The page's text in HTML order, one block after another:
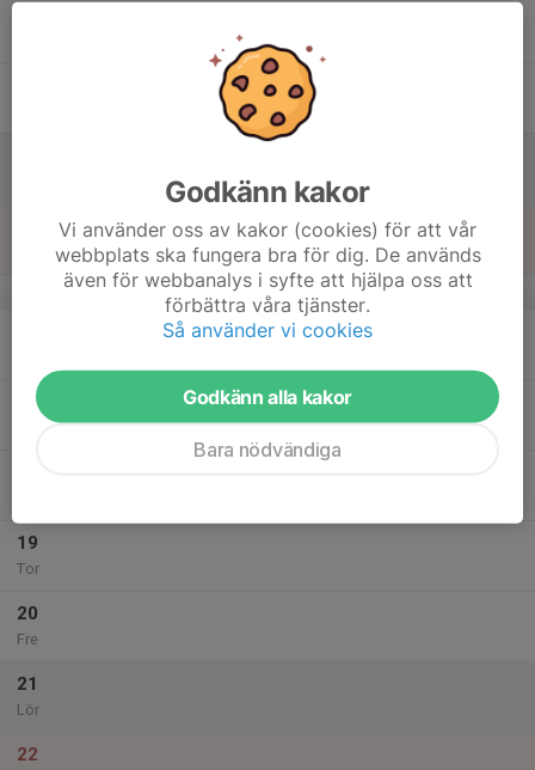
v.47
17
19
Tor
20
Fre
21
Lör
22
Godkänn kakor
Vi använder oss av kakor (cookies) för att vår
webbplats ska fungera bra för dig. De används
även för webbanalys i syfte att hjälpa oss att
förbättra våra tjänster.
Så använder vi cookies
Godkänn alla kakor
Bara nödvändiga